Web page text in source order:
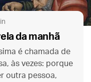
da manhã
é chamada de
às vezes: porque
outra pessoa,